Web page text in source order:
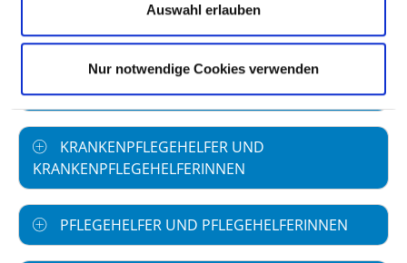
Auswahl erlauben
Nur notwendige Cookies verwenden
ALTENPFLEGER UND ALTENPFLEGERINNEN
PFLEGEASSISTENTEN UND
PFLEGEASSISTENTINNEN
KRANKENPFLEGEHELFER UND
KRANKENPFLEGEHELFERINNEN
PFLEGEHELFER UND PFLEGEHELFERINNEN